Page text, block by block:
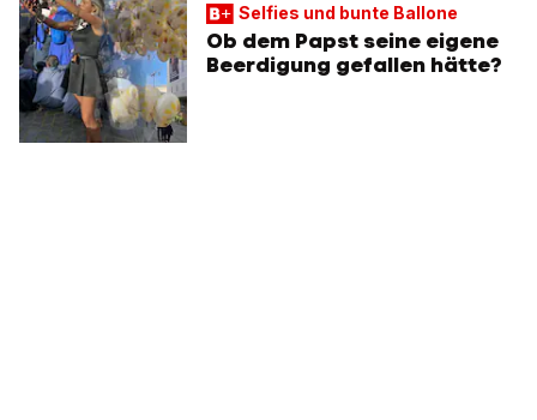
Selfies und bunte Ballone
Ob dem Papst seine eigene
Beerdigung gefallen hätte?